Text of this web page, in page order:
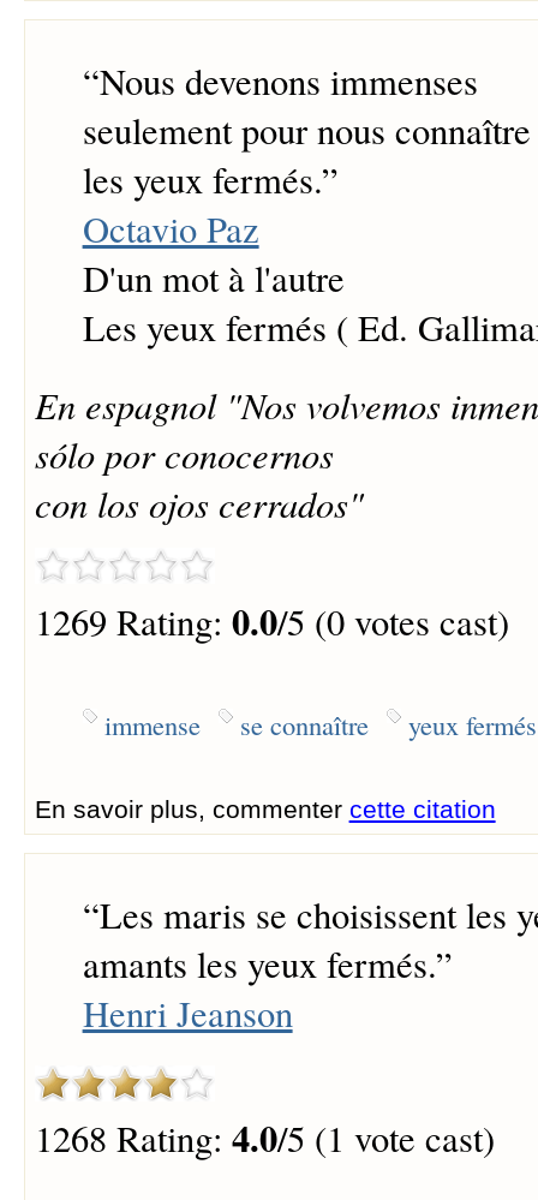
“Nous devenons immenses
seulement pour nous connaître
les yeux fermés.”
Octavio Paz
D'un mot à l'autre
Les yeux fermés ( Ed.
En espagnol "Nos volvemos
sólo por conocernos
con los ojos cerrados"
1269 Rating: 0.0/5 (0 votes cast)
immense se connaître yeux fermés
En savoir plus, commenter cette citation
“Les maris se choisissent les
amants les yeux fermés.”
Henri Jeanson
1268 Rating: 4.0/5 (1 vote cast)